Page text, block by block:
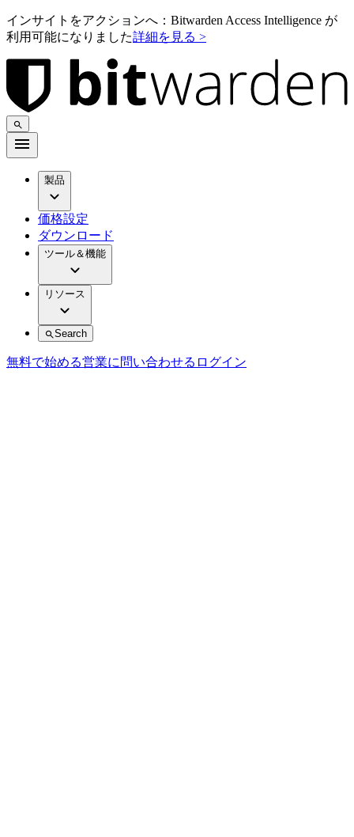
インサイトをアクションへ：Bitwarden Access Intelligence が
利用可能になりました詳細を見る >
製品
価格設定
ダウンロード
ツール＆機能
リソース
Search
無料で始める営業に問い合わせる ログイン